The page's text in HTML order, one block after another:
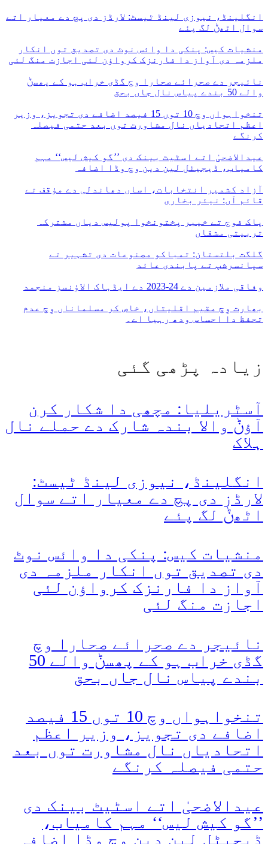
انگلینڈ، نیوزی لینڈ ٹیسٹ: لارڈز دی پچ دے معیار اتے
سوال اٹھݨ لگ پئے
منشیات کیس: پنکی دا وائس نوٹ دی تصدیق توں انکار
ملزمہ دی آواز دا فارنزک کرواؤن لئی اجازت منگ لئی
نائیجر دے صحرائے صحارا وچ گڈی خراب ہو کے پھسݨ
والے 50 بندے پیاس نال جاں بحق
تنخواہواں وچ 10 توں 15 فیصد اضافے دی تجویز، وزیر
اعظم اتحادیاں نال مشاورت توں بعد حتمی فیصلہ
کرنگے
عیدالاضحیٰ اتے اسٹیٹ بینک دی ’’گو کیش لیس‘‘ مہم
کامیاب، ڈیجیٹل لین دین وچ وڈا اضافہ
آزاد کشمیر انتخابات، اساں دھاندلی دے مؤقف تے
قائم آں: نیئر بخاری
پاک فوج تے خیبر پختونخوا پولیس دیاں مشترکہ
تربیتی مشقاں
گلگت بلتستان: تمباکو مصنوعات دی تشہیر تے
سپانسرشپ تے پابندی عائد
وفاقی ملازمین دے 24-2023 دے ایڈہاک الاؤنسز منجمد
بھارت وِچ مقیم اقلیتاں، خاص کر مسلماناں وِچ عدم
تحفظ دا احساس ودھ رہیا اے۔
زیادہ پڑھی گئی
آسٹریلیا: مچھی دا شکار کرن
آؤݨ والا بندہ شارک دے حملے نال
ہلاک
انگلینڈ، نیوزی لینڈ ٹیسٹ:
لارڈز دی پچ دے معیار اتے سوال
اٹھݨ لگ پئے
منشیات کیس: پنکی دا وائس نوٹ
دی تصدیق توں انکار ملزمہ دی
آواز دا فارنزک کرواؤن لئی
اجازت منگ لئی
نائیجر دے صحرائے صحارا وچ
گڈی خراب ہو کے پھسݨ والے 50
بندے پیاس نال جاں بحق
تنخواہواں وچ 10 توں 15 فیصد
اضافے دی تجویز، وزیر اعظم
اتحادیاں نال مشاورت توں بعد
حتمی فیصلہ کرنگے
عیدالاضحیٰ اتے اسٹیٹ بینک دی
’’گو کیش لیس‘‘ مہم کامیاب،
ڈیجیٹل لین دین وچ وڈا اضافہ